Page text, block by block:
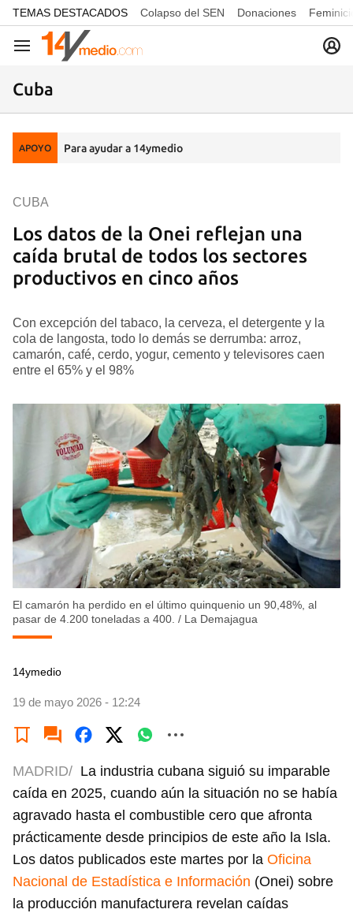
common.go-to-content
TEMAS DESTACADOS Colapso del SEN Donaciones
Navegación
Cuba
APOYO Para ayudar a 14ymedio
Los datos de la Onei reflejan una
caída brutal de todos los sectores
productivos en cinco años
CUBA
Con excepción del tabaco, la cerveza, el detergente y la
cola de langosta, todo lo demás se derrumba: arroz,
camarón, café, cerdo, yogur, cemento y televisores caen
entre el 65% y el 98%
El camarón ha perdido en el último quinquenio un 90,48%, al
pasar de 4.200 toneladas a 400. / La Demajagua
14ymedio
19 de mayo 2026 - 12:24
MADRID/ La industria cubana siguió su imparable
caída en 2025, cuando aún la situación no se había
agravado hasta el combustible cero que afronta
prácticamente desde principios de este año la Isla.
Los datos publicados este martes por la Oficina
Nacional de Estadística e Información (Onei) sobre
la producción manufacturera revelan caídas